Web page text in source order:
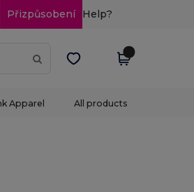
Přizpůsobení Help?
Apparel All products